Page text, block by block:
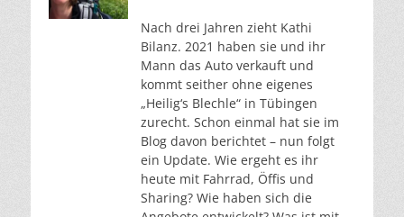
Nach drei Jahren zieht Kathi
Bilanz. 2021 haben sie und ihr
Mann das Auto verkauft und
kommt seither ohne eigenes
„Heilig‘s Blechle“ in Tübingen
zurecht. Schon einmal hat sie im
Blog davon berichtet – nun folgt
ein Update. Wie ergeht es ihr
heute mit Fahrrad, Öffis und
Sharing? Wie haben sich die